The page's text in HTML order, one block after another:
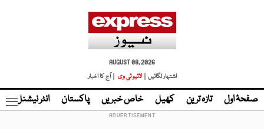
AUGUST 08, 2026
اشتہار لگائیں |
لائیو ٹی وی | آج کا اخبار
صفحۂ اول تازہ ترین کھیل خاص خبریں پاکستان انٹر نیشنل